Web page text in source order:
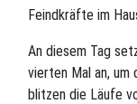
Feindkräfte im
An diesem Tag
vierten Mal an, um
blitzen die Läufe